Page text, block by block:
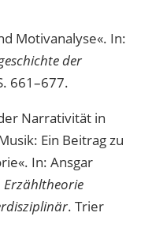
Motivanalyse«. In:
der
661–677.
Narrativität in
Ein Beitrag zu
In: Ansgar
Erzähltheorie
. Trier